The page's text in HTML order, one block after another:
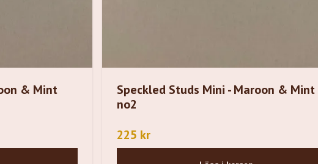
& Mint
Speckled Studs Mini - Maroon & Mint
no2
225 kr